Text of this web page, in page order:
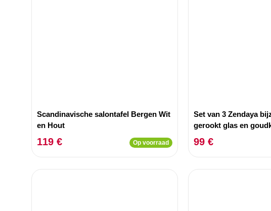
Scandinavische salontafel Bergen Wit
en Hout
119 € Op voorraad
Set van 3 Zendaya
gerookt glas en
99 €